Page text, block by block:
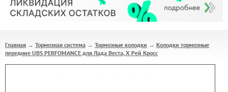
Главная → Тормозная система → Тормозные колодки → Колодки тормозные
передние UBS PERFOMANCE для Лада Веста, Х Рей Кросс